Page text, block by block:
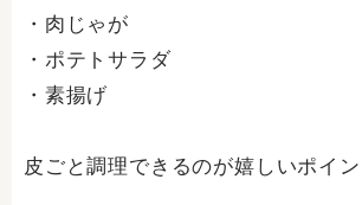
・肉じゃが
・ポテトサラダ
・素揚げ
皮ごと調理できるのが嬉しいポイン